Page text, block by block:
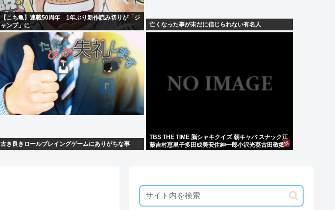
【こち亀】連載50周年 1年ぶり新作読み切りが「ジ
ャンプ」に
亡くなった事が未だに信じられない有名人
古き良きロールプレイングゲームにありがちな事
TBS THE TIME 脳シャキクイズ 朝キャバ スナック江
藤吉村恵里子多田成美安住紳一郎小沢光葵古田敬郷